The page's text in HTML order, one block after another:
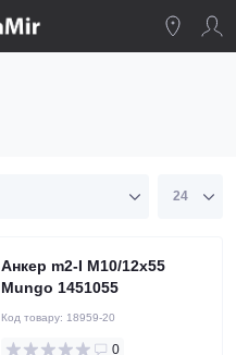
Анкер m2-I M10/12x55
Mungo 1451055
Код товару: 18959-20
0